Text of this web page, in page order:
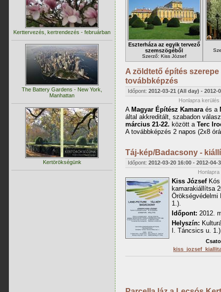
Kerttervezés, kertrendezés - februárban
The Battery Gardens - New York,
Manhattan
Kertörökségünk
Eszterháza az egyik tervező
szemszögéből
Szerző: Kiss József
A zöldtető építés
továbbképzés
Időpont: 2012-03-21 (All day) - 2012-
Honlapra
A Magyar Építész Kamaraés a
által akkreditált, szabadon
március 21-22. között a Terc
A továbbképzés 2 napos (2x8
Táj-kép/Badacsony -
Időpont: 2012-03-20 16:00 - 2012-04-
Kiss JózsefKós
kamarakiállítsa
Örökségvédelmi
1.).
Időpont: 2012.
Helyszín:
I. Táncsics u. 1.)